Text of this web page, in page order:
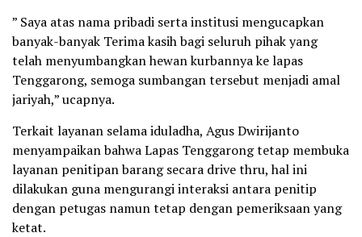
” Saya atas nama pribadi serta institusi mengucapkan
banyak-banyak Terima kasih bagi seluruh pihak yang
telah menyumbangkan hewan kurbannya ke lapas
Tenggarong, semoga sumbangan tersebut menjadi amal
jariyah,” ucapnya.
Terkait layanan selama iduladha, Agus Dwirijanto
menyampaikan bahwa Lapas Tenggarong tetap membuka
layanan penitipan barang secara drive thru, hal ini
dilakukan guna mengurangi interaksi antara penitip
dengan petugas namun tetap dengan pemeriksaan yang
ketat.